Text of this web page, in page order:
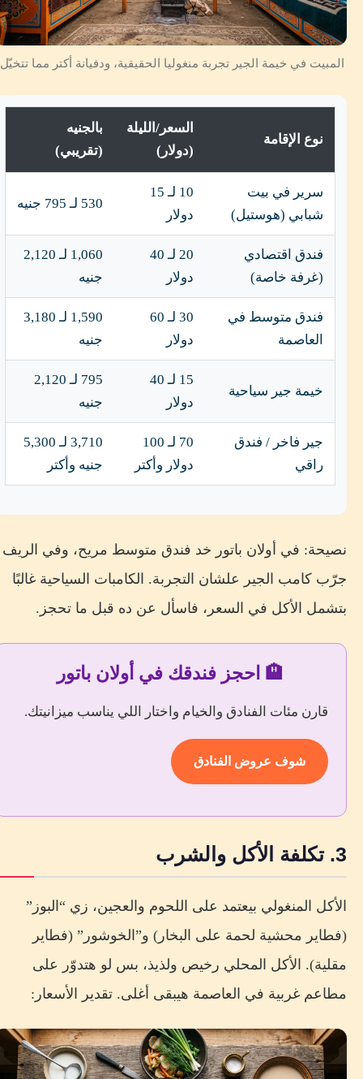
المبيت في خيمة الجير تجربة منغوليا الحقيقية، ودفيانة أكتر مما
نوع الإقامة
السعر/الليلة
(دولار)
بالجنيه
(تقريبي)
سرير في بيت
شبابي (هوستيل)
10 لـ 15
دولار
530 لـ 795 جنيه
فندق اقتصادي
(غرفة خاصة)
20 لـ 40
دولار
1,060 لـ 2,120
جنيه
فندق متوسط في
العاصمة
30 لـ 60
دولار
1,590 لـ 3,180
جنيه
خيمة جير سياحية
15 لـ 40
دولار
795 لـ 2,120
جنيه
جير فاخر / فندق
راقي
70 لـ 100
دولار وأكتر
3,710 لـ 5,300
جنيه وأكتر
نصيحة: في أولان باتور خد فندق متوسط مريح، وفي الريف
جرّب كامب الجير علشان التجربة. الكامبات السياحية غالبًا
بتشمل الأكل في السعر، فاسأل عن ده قبل ما تحجز.
🏨 احجز فندقك في أولان باتور
قارن مئات الفنادق والخيام واختار اللي يناسب ميزانيتك.
شوف عروض الفنادق
3. تكلفة الأكل والشرب
الأكل المنغولي بيعتمد على اللحوم والعجين، زي “البوز”
(فطاير محشية لحمة على البخار) و”الخوشور” (فطاير
مقلية). الأكل المحلي رخيص ولذيذ، بس لو هتدوّر على
مطاعم غربية في العاصمة هيبقى أغلى. تقدير الأسعار: